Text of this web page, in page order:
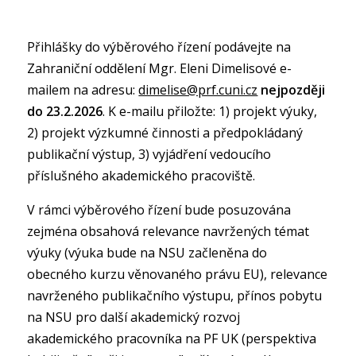
Přihlášky do výběrového řízení podávejte na
Zahraniční oddělení Mgr. Eleni Dimelisové e-
mailem na adresu:dimelise@prf.cuni.cz nejpozději
do 23.2.2026. K e-mailu přiložte: 1) projekt výuky,
2) projekt výzkumné činnosti a předpokládaný
publikační výstup, 3) vyjádření vedoucího
příslušného akademického pracoviště.
V rámci výběrového řízení bude posuzována
zejména obsahová relevance navržených témat
výuky (výuka bude na NSU začleněna do
obecného kurzu věnovaného právu EU), relevance
navrženého publikačního výstupu, přínos pobytu
na NSU pro další akademický rozvoj
akademického pracovníka na PF UK (perspektiva